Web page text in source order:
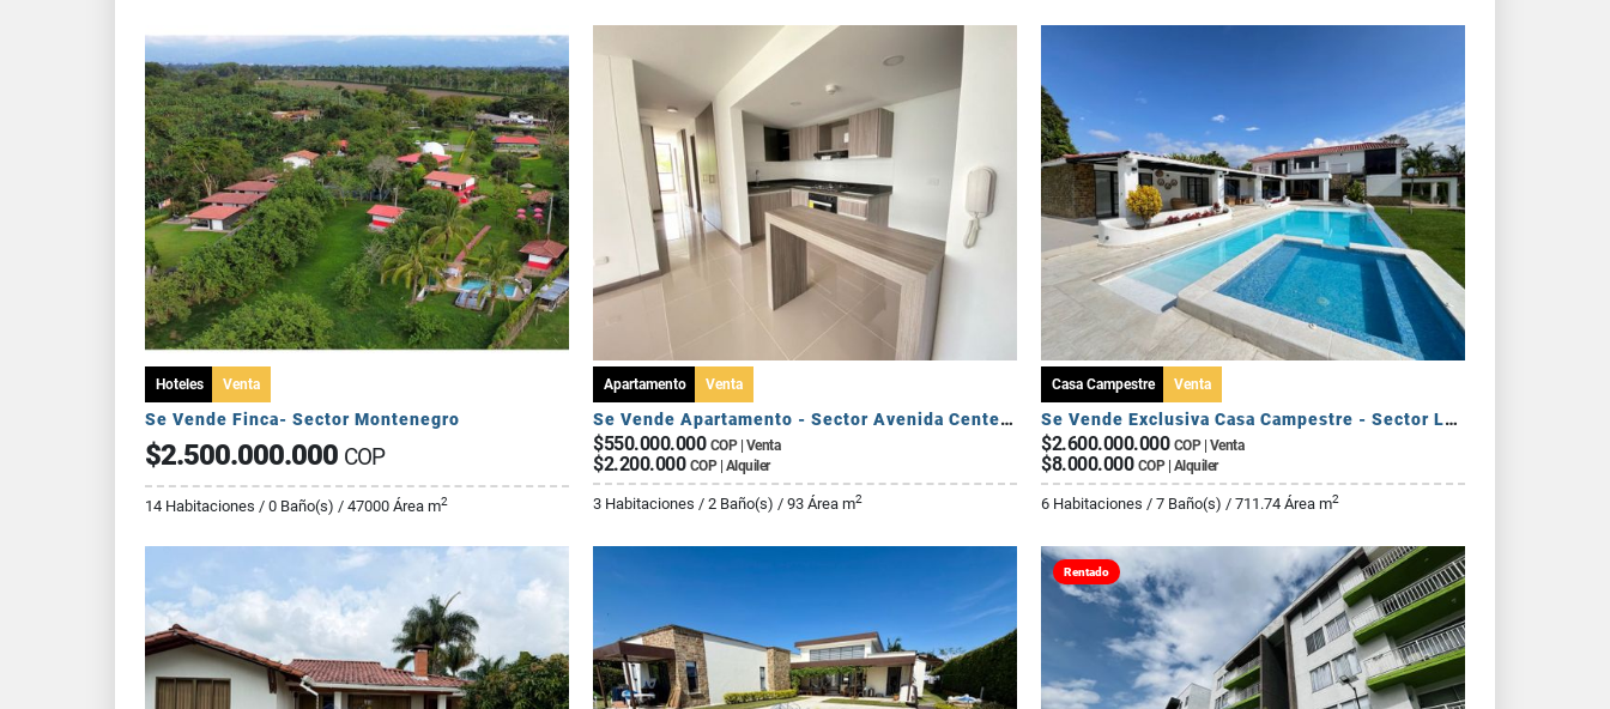
Hoteles Venta
Se Vende Finca- Sector Montenegro
$2.500.000.000 COP
14 Habitaciones / 0 Baño(s) / 47000 Área m2
Apartamento Venta
Se Vende Apartamento - Sector Avenida Centenario
$550.000.000 COP | Venta
$2.200.000 COP | Alquiler
3 Habitaciones / 2 Baño(s) / 93 Área m2
Casa Campestre Venta
Se Vende Exclusiva Casa Campestre - Sector La Tebaida
$2.600.000.000 COP | Venta
$8.000.000 COP | Alquiler
6 Habitaciones / 7 Baño(s) / 711.74 Área m2
Rentado